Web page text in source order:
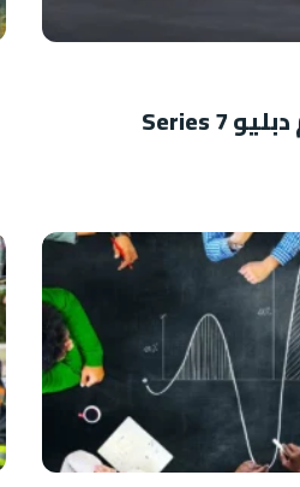
فتح باب حجز بي إم دبليو 7 Series